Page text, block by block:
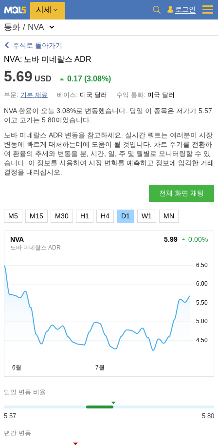
시세 로그인
통화 / NVA
주식로 돌아가기
NVA: 노바 미네랄스 ADR
5.69 USD 0.17 (3.08%)
부문: 기본 재료 베이스: 미국 달러 수익 통화: 미국 달러
NVA 환율이 오늘 3.08%로 변동했습니다. 당일 이 종목은 저가가 5.57
이고 고가는 5.80이었습니다.
노바 미네랄스 ADR 변동을 참고하세요. 실시간 쿼트는 여러분이 시장
변동에 빠르게 대처하는데에 도움이 될 것입니다. 차트 주기를 전환하
여 환율의 추세와 변동을 분, 시간, 일, 주 및 월별로 모니터링할 수 있
습니다. 이 정보를 사용하여 시장 변화를 예측하고 정보에 입각한 거래
결정을 내리십시오.
전체 화면 채팅
M5 M15 M30 H1 H4 D1 W1 MN
NVA
노바 미네랄스 ADR
5.99 0.00%
일일 변동 비율
5.57 5.80
년간 변동